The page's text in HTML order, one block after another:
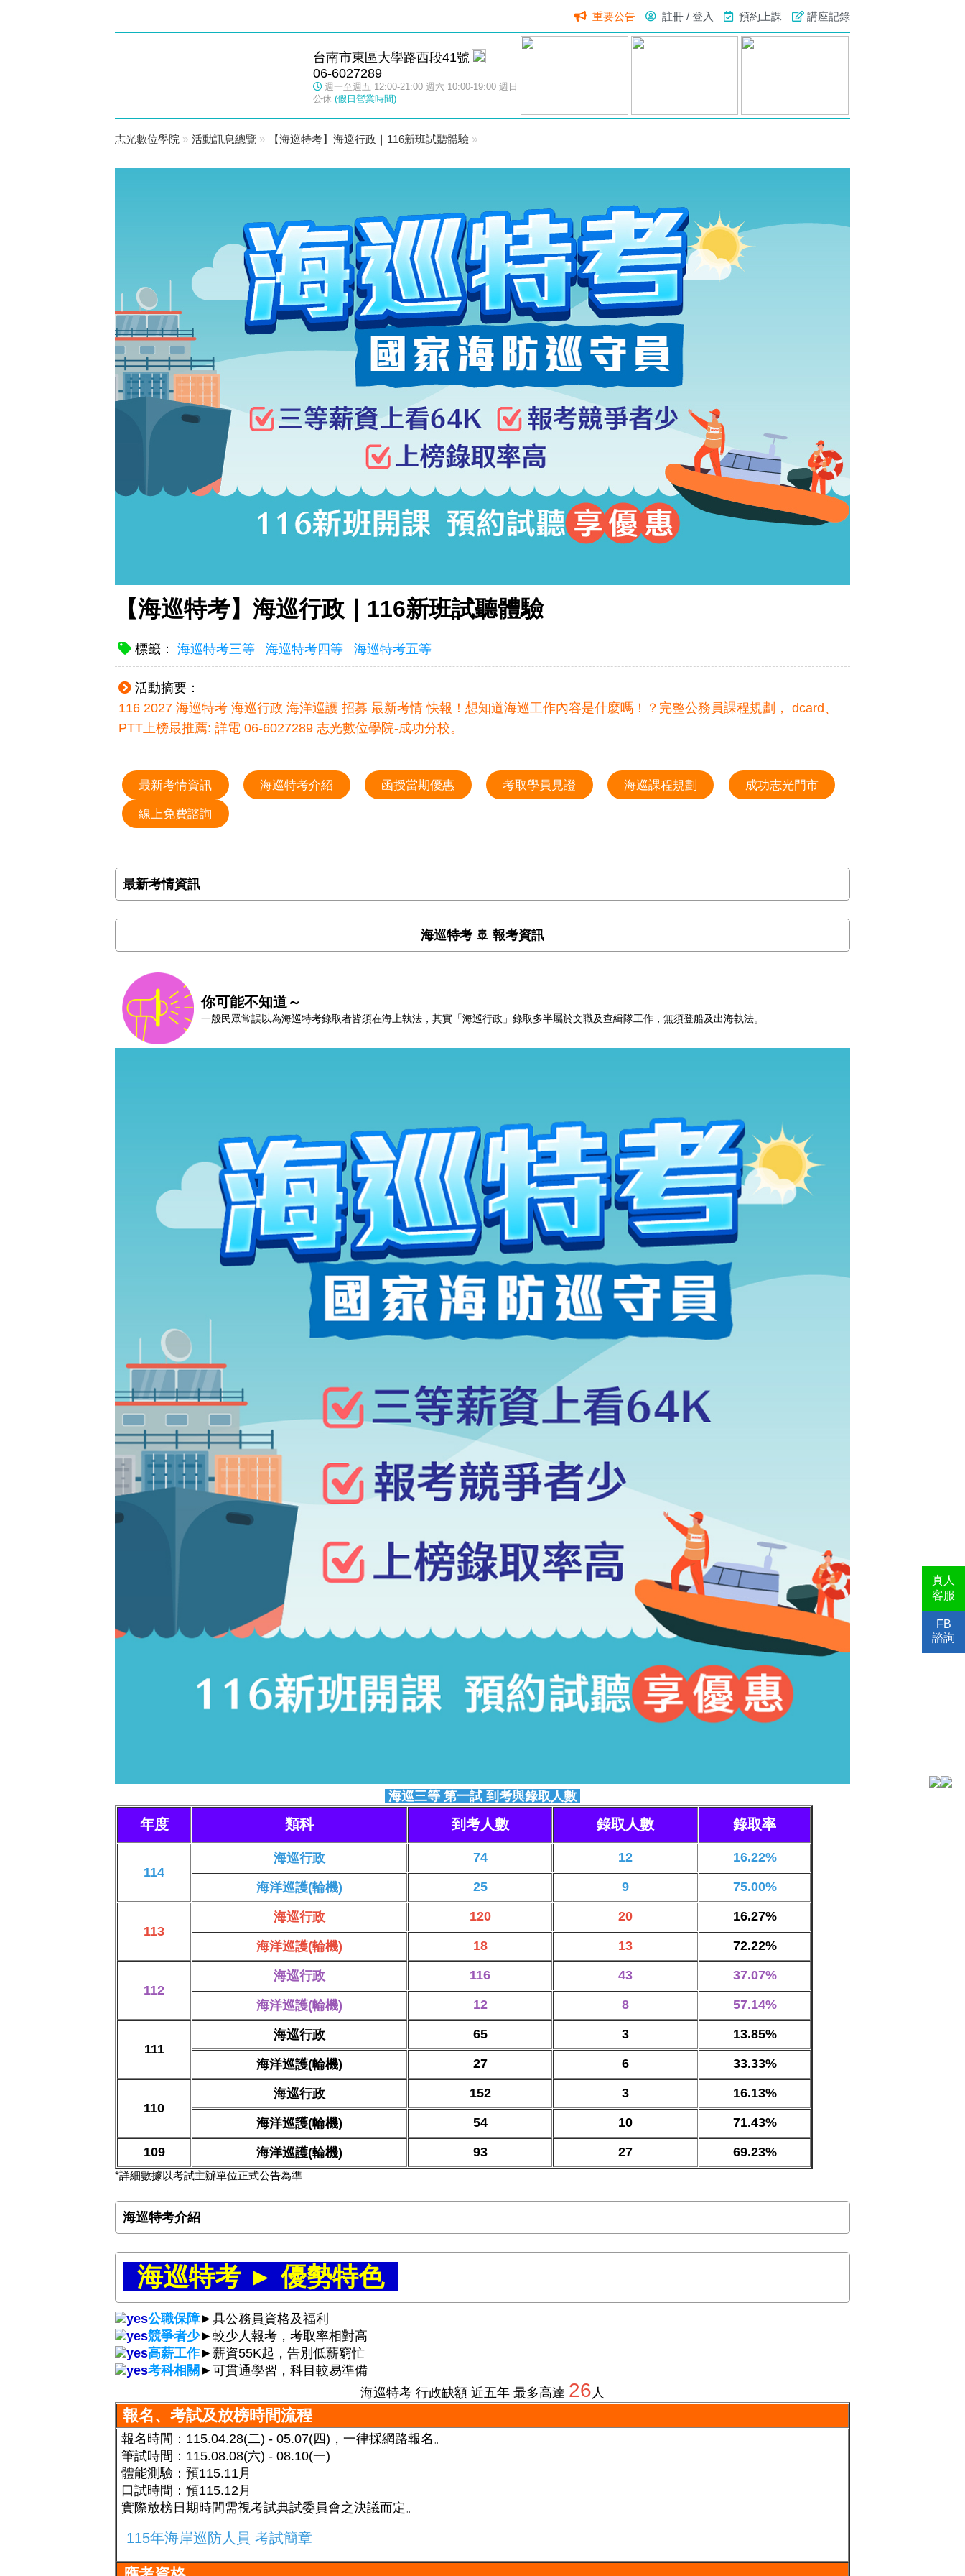
重要公告 註冊 / 登入 預約上課 講座記錄
台南市東區大學路西段41號
06-6027289
週一至週五 12:00-21:00 週六 10:00-19:00 週日
公休 (假日營業時間)
真人
客服
FB
諮詢
志光數位學院 » 活動訊息總覽 » 【海巡特考】海巡行政｜116新班試聽體驗 »
【海巡特考】海巡行政｜116新班試聽體驗
標籤： 海巡特考三等 海巡特考四等 海巡特考五等
活動摘要：
116 2027 海巡特考 海巡行政 海洋巡護 招募 最新考情 快報！想知道海巡工作內容是什麼嗎！？完整公務員課程規劃， dcard、
PTT上榜最推薦: 詳電 06-6027289 志光數位學院-成功分校。
最新考情資訊 海巡特考介紹 函授當期優惠 考取學員見證 海巡課程規劃 成功志光門市
線上免費諮詢
最新考情資訊
海巡特考 🚢 報考資訊
你可能不知道～
一般民眾常誤以為海巡特考錄取者皆須在海上執法，其實「海巡行政」錄取多半屬於文職及查緝隊工作，無須登船及出海執法。
海巡三等 第一試 到考與錄取人數
年度 類科 到考人數 錄取人數 錄取率
114
海巡行政 74 12 16.22%
海洋巡護(輪機) 25 9 75.00%
113
海巡行政 120 20 16.27%
海洋巡護(輪機) 18 13 72.22%
112
海巡行政 116 43 37.07%
海洋巡護(輪機) 12 8 57.14%
111
海巡行政 65 3 13.85%
海洋巡護(輪機) 27 6 33.33%
110
海巡行政 152 3 16.13%
海洋巡護(輪機) 54 10 71.43%
109 海洋巡護(輪機) 93 27 69.23%
*詳細數據以考試主辦單位正式公告為準
海巡特考介紹
海巡特考 ► 優勢特色
公職保障► 具公務員資格及福利
競爭者少► 較少人報考，考取率相對高
高薪工作► 薪資55K起，告別低薪窮忙
考科相關 ► 可貫通學習，科目較易準備
海巡特考 行政缺額 近五年 最多高達 26 人
報名、考試及放榜時間流程
報名時間： 115.04.28(二) - 05.07(四)，一律採網路報名。
筆試時間：115.08.08(六) - 08.10(一)
體能測驗：預115.11月
口試時間 ：預115.12月
實際放榜日期時間需視考試典試委員會之決議而定。
115年海岸巡防人員 考試簡章